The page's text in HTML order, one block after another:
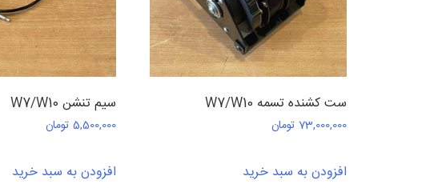
ست کشنده تسمه W7/W10
73,000,000 تومان
افزودن به سبد خرید
سیم تنشن W7/W10
5,500,000 تومان
افزودن به سبد خرید